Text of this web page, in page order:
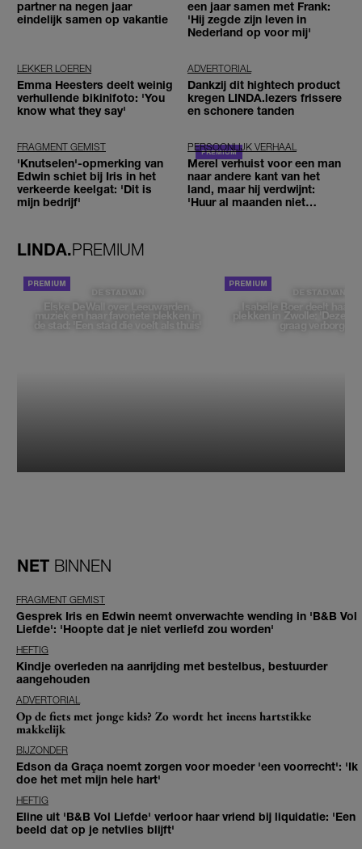
partner na negen jaar
eindelijk samen op vakantie
een jaar samen met Frank:
'Hij zegde zijn leven in
Nederland op voor mij'
LEKKER LOEREN
Emma Heesters deelt weinig
verhullende bikinifoto: 'You
know what they say'
ADVERTORIAL
Dankzij dit hightech product
kregen LINDA.lezers frissere
en schonere tanden
FRAGMENT GEMIST
'Knutselen'-opmerking van
Edwin schiet bij Iris in het
verkeerde keelgat: 'Dit is
mijn bedrijf'
PERSOONLIJK VERHAAL
Merel verhuist voor een man
naar andere kant van het
land, maar hij verdwijnt:
'Huur al maanden niet
LINDA.PREMIUM
DE STAD VAN
Elske DeWall over Leeuwarden,
muziek en haar favoriete plekken in
de stad: 'Een stad die voelt als thuis'
DE STAD VAN
Isabelle Boer deelt haar
plekken in Zwolle: 'Deze
graag verborgen'
NET BINNEN
FRAGMENT GEMIST
Gesprek Iris en Edwin neemt onverwachte wending in 'B&B Vol
Liefde': 'Hoopte dat je niet verliefd zou worden'
HEFTIG
Kindje overleden na aanrijding met bestelbus, bestuurder
aangehouden
ADVERTORIAL
Op de fiets met jonge kids? Zo wordt het ineens hartstikke
makkelijk
BIJZONDER
Edson da Graça noemt zorgen voor moeder 'een voorrecht': 'Ik
doe het met mijn hele hart'
HEFTIG
Eline uit 'B&B Vol Liefde' verloor haar vriend bij liquidatie: 'Een
beeld dat op je netvlies blijft'